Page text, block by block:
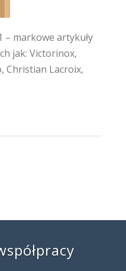
markowe artykuły
jak: Victorinox,
Christian Lacroix,